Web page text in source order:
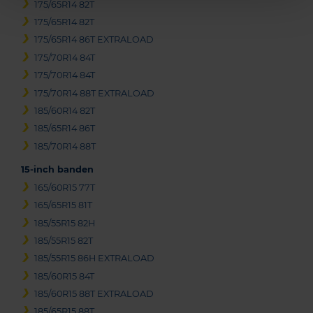
175/65R14 82T
175/65R14 82T
175/65R14 86T EXTRALOAD
175/70R14 84T
175/70R14 84T
175/70R14 88T EXTRALOAD
185/60R14 82T
185/65R14 86T
185/70R14 88T
15-inch banden
165/60R15 77T
165/65R15 81T
185/55R15 82H
185/55R15 82T
185/55R15 86H EXTRALOAD
185/60R15 84T
185/60R15 88T EXTRALOAD